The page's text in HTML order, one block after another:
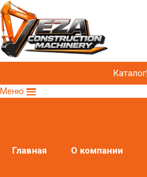
Каталог
Меню
Главная О компании